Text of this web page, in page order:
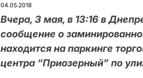
04.05.2018
Вчера, 3 мая, в 13:16 в
сообщение о
находится на паркинге
центра “Приозерный” по